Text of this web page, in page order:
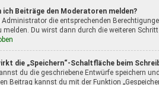
ich Beiträge den Moderatoren melden?
Administrator die entsprechenden
melden. Du wirst dann durch die weiteren
die „Speichern“-Schaltfläche beim
du die geschriebene Entwürfe speichern
Beitrag kannst du mit der Funktion